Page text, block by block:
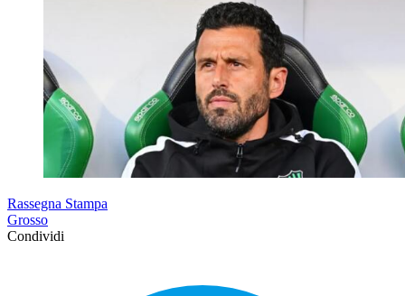
Rassegna Stampa
Grosso
Condividi